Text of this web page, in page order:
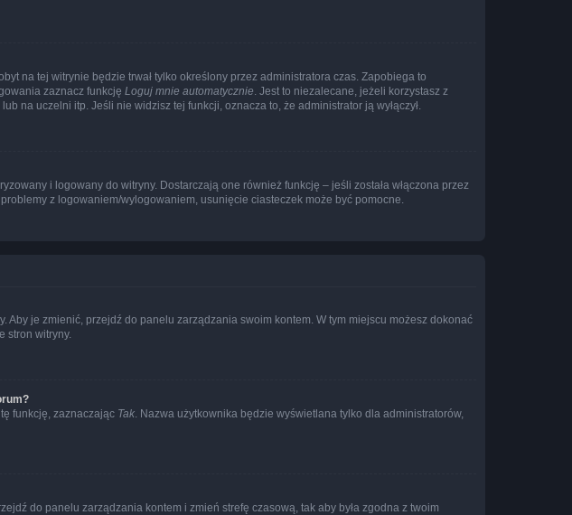
na tej witrynie będzie trwał tylko określony przez administratora czas. Zapobiega to
zaznacz funkcję Loguj mnie automatycznie. Jest to niezalecane, jeżeli korzystasz z
na uczelni itp. Jeśli nie widzisz tej funkcji, oznacza to, że administrator ją wyłączył.
i logowany do witryny. Dostarczają one również funkcję – jeśli została włączona przez
z logowaniem/wylogowaniem, usunięcie ciasteczek może być pomocne.
je zmienić, przejdź do panelu zarządzania swoim kontem. W tym miejscu możesz dokonać
stron witryny.
tę funkcję, zaznaczając Tak. Nazwa użytkownika będzie wyświetlana tylko dla administratorów,
do panelu zarządzania kontem i zmień strefę czasową, tak aby była zgodna z twoim